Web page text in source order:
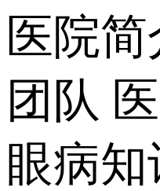
医院简
团队
眼病知